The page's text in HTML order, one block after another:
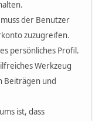
der Benutzer
zuzugreifen.
persönliches Profil.
Werkzeug
Beiträgen und
ist, dass